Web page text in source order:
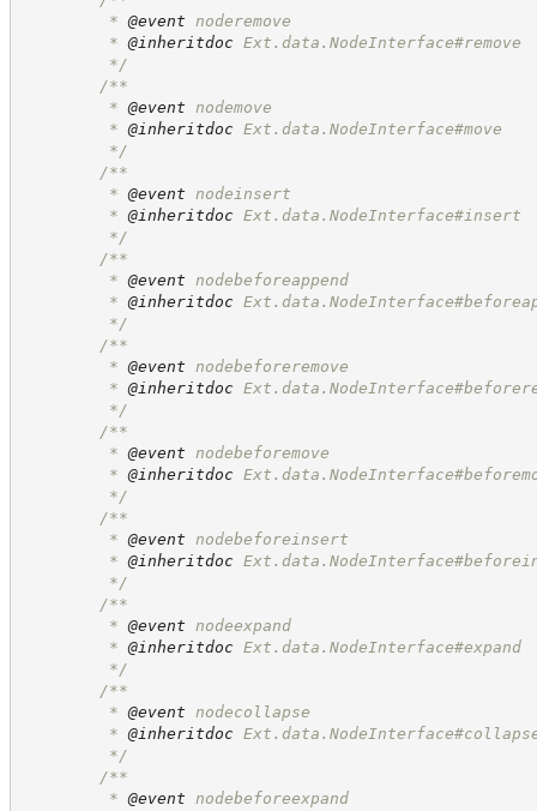
* @event noderemove
* @inheritdoc Ext.data.NodeInterface#remove
*/
/**
* @event nodemove
* @inheritdoc Ext.data.NodeInterface#move
*/
/**
* @event nodeinsert
* @inheritdoc Ext.data.NodeInterface#insert
*/
/**
* @event nodebeforeappend
* @inheritdoc
*/
/**
* @event nodebeforeremove
* @inheritdoc
*/
/**
* @event nodebeforemove
* @inheritdoc
*/
/**
* @event nodebeforeinsert
* @inheritdoc
*/
/**
* @event nodeexpand
* @inheritdoc Ext.data.NodeInterface#expand
*/
/**
* @event nodecollapse
* @inheritdoc
*/
/**
* @event nodebeforeexpand